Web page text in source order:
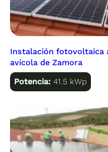
Instalación fotovoltaica
avícola de Zamora
Potencia:41.5 kWp